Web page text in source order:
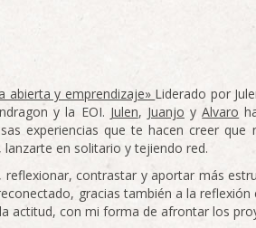
abierta y emprendizaje» Liderado por
y la EOI. Julen, Juanjo yAlvaro
experiencias que te hacen creer
en solitario y tejiendo red.
contrastar y aportar más
gracias también a la reflexión
actitud, con mi forma de afrontar los